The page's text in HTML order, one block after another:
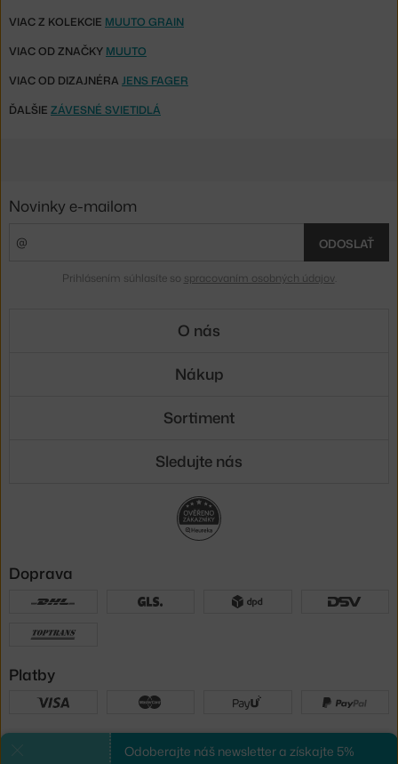
VIAC Z KOLEKCIE MUUTO GRAIN
VIAC OD ZNAČKY MUUTO
VIAC OD DIZAJNÉRA JENS FAGER
ĎALŠIE ZÁVESNÉ SVIETIDLÁ
Odoberajte náš newsletter a získajte 5%
Novinky e-mailom
ODOSLAŤ
Prihlásením súhlasíte so spracovaním osobných údajov.
O nás
Nákup
Sortiment
Sledujte nás
Doprava
Platby
Sme tu pre vás